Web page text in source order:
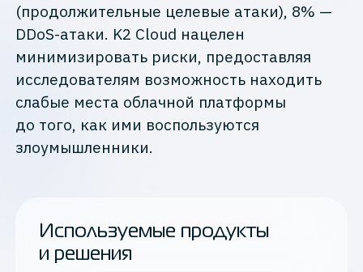
(продолжительные целевые атаки), 8% —
DDoS-атаки. K2 Cloud нацелен
минимизировать риски, предоставляя
исследователям возможность находить
слабые места облачной платформы
до того, как ими воспользуются
злоумышленники.
Используемые продукты
и решения